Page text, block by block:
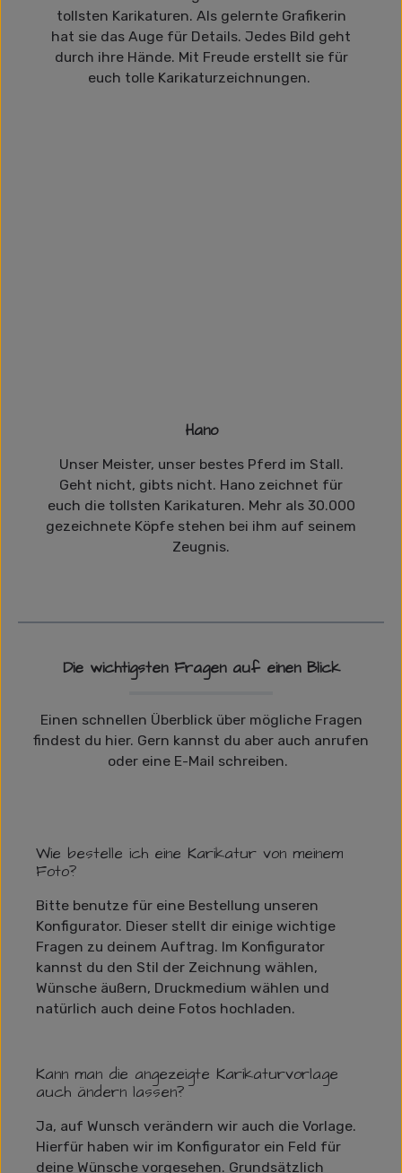
tollsten Karikaturen. Als gelernte Grafikerin
hat sie das Auge für Details. Jedes Bild geht
durch ihre Hände. Mit Freude erstellt sie für
euch tolle Karikaturzeichnungen.
Hano
Unser Meister, unser bestes Pferd im Stall.
Geht nicht, gibts nicht. Hano zeichnet für
euch die tollsten Karikaturen. Mehr als 30.000
gezeichnete Köpfe stehen bei ihm auf seinem
Zeugnis.
Die wichtigsten Fragen auf einen Blick
Einen schnellen Überblick über mögliche Fragen
findest du hier. Gern kannst du aber auch anrufen
oder eine E-Mail schreiben.
Wie bestelle ich eine Karikatur von meinem
Foto?
Bitte benutze für eine Bestellung unseren
Konfigurator. Dieser stellt dir einige wichtige
Fragen zu deinem Auftrag. Im Konfigurator
kannst du den Stil der Zeichnung wählen,
Wünsche äußern, Druckmedium wählen und
natürlich auch deine Fotos hochladen.
Kann man die angezeigte Karikaturvorlage
auch ändern lassen?
Ja, auf Wunsch verändern wir auch die Vorlage.
Hierfür haben wir im Konfigurator ein Feld für
deine Wünsche vorgesehen. Grundsätzlich